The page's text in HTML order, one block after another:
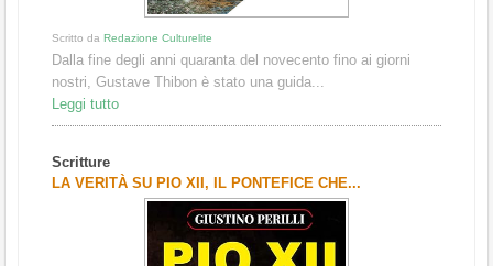
Scritto da Redazione Culturelite
Dalla fine degli anni quaranta del novecento fino ai giorni
nostri, Gustave Thibon è stato una guida...
Leggi tutto
Scritture
LA VERITÀ SU PIO XII, IL PONTEFICE CHE...